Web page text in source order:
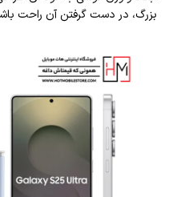
بزرگ، در دست گرفتن آن راحت